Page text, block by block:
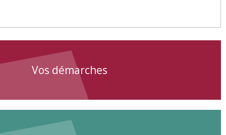
Vos démarches